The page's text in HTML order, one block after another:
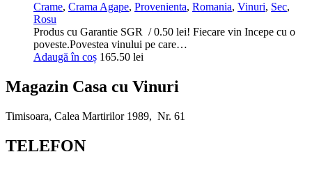
Crame, Crama Agape, Provenienta, Romania, Vinuri, Sec,
Rosu
Produs cu Garantie SGR / 0.50 lei! Fiecare vin Incepe cu o
poveste.Povestea vinului pe care…
Adaugă în coș 165.50 lei
Magazin Casa cu Vinuri
Timisoara, Calea Martirilor 1989, Nr. 61
TELEFON